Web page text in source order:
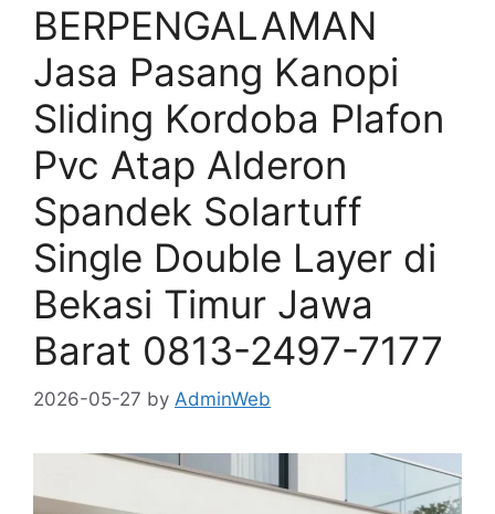
BERPENGALAMAN
Jasa Pasang Kanopi
Sliding Kordoba Plafon
Pvc Atap Alderon
Spandek Solartuff
Single Double Layer di
Bekasi Timur Jawa
Barat 0813-2497-7177
2026-05-27 by AdminWeb